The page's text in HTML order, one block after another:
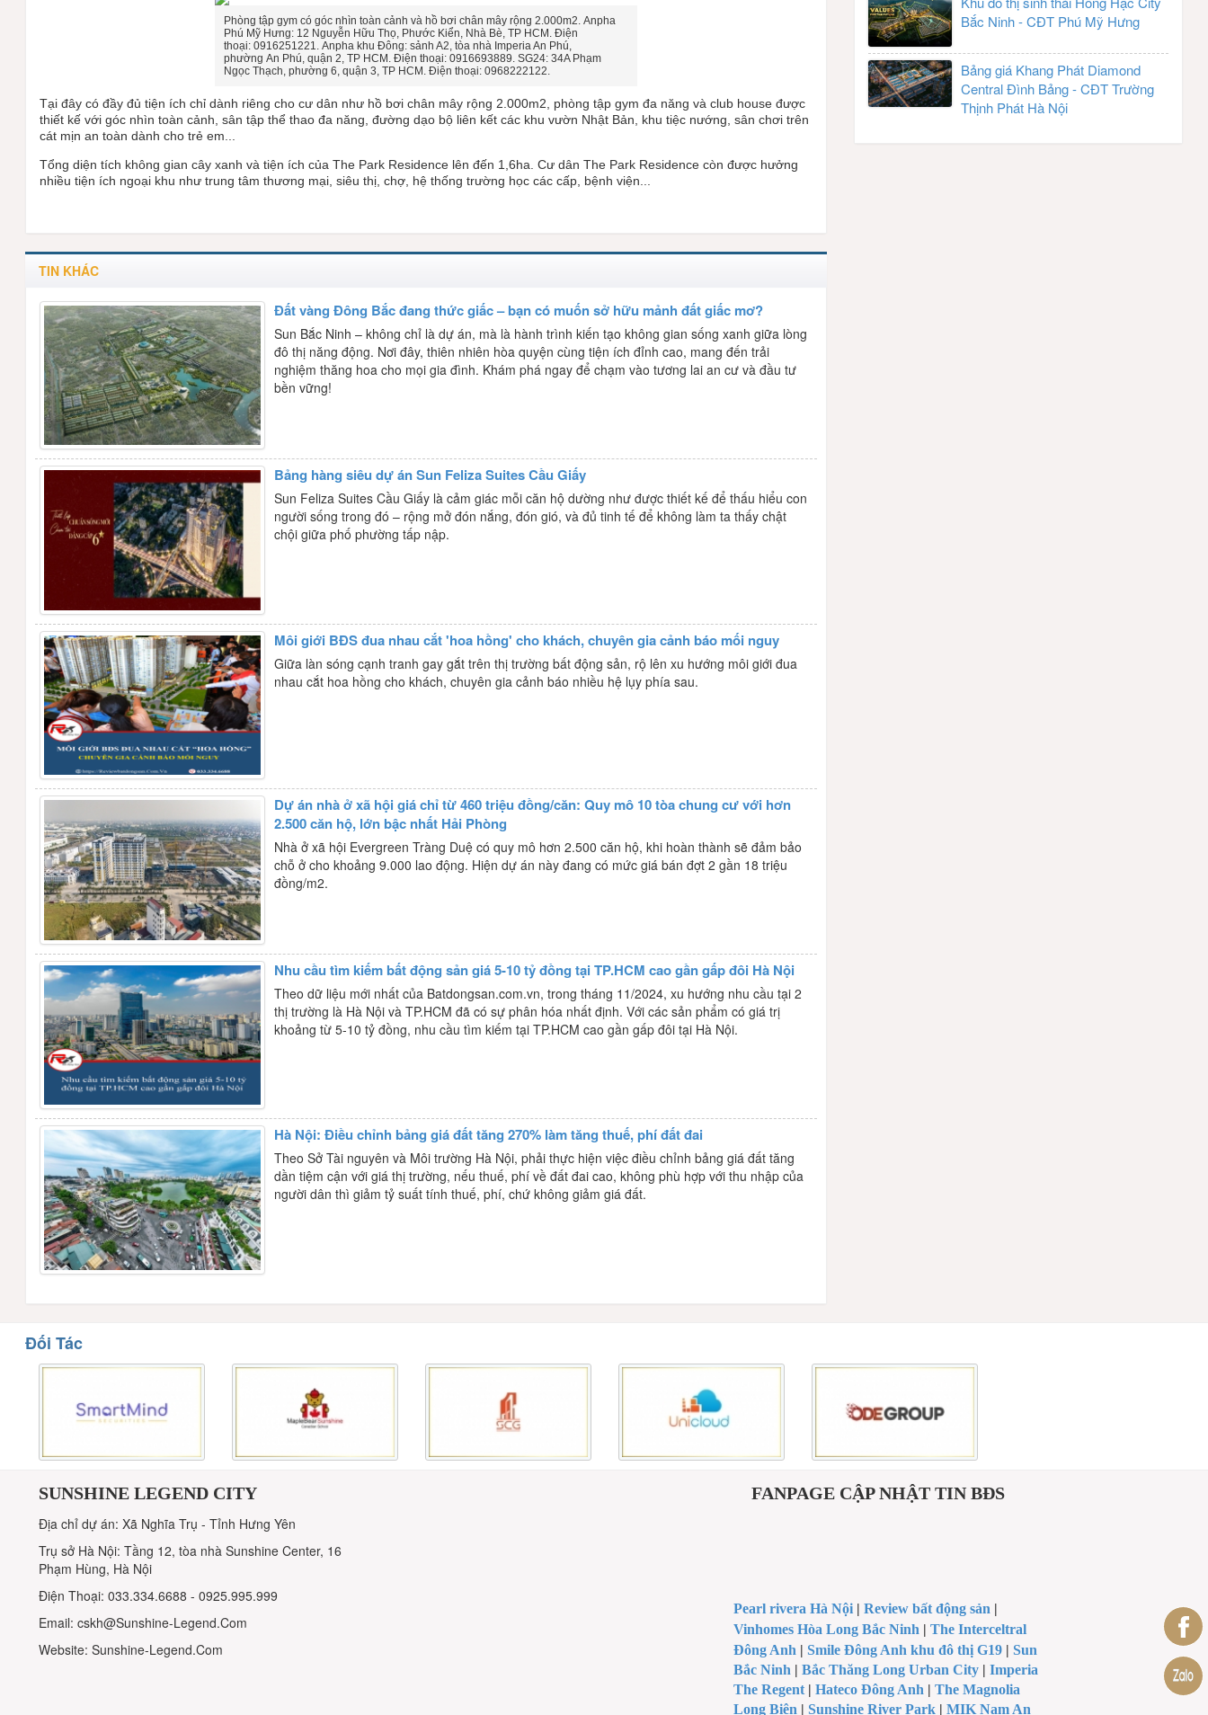
Phòng tập gym có góc nhìn toàn cảnh và hồ bơi chân mây rộng 2.000m2. Anpha
Phú Mỹ Hưng: 12 Nguyễn Hữu Thọ, Phước Kiển, Nhà Bè, TP HCM. Điện
thoại: 0916251221. Anpha khu Đông: sảnh A2, tòa nhà Imperia An Phú,
phường An Phú, quận 2, TP HCM. Điện thoại: 0916693889. SG24: 34A Phạm
Ngọc Thạch, phường 6, quận 3, TP HCM. Điện thoại: 0968222122.
Tại đây có đầy đủ tiện ích chỉ dành riêng cho cư dân như hồ bơi chân mây rộng 2.000m2, phòng tập gym đa năng và club house được
thiết kế với góc nhìn toàn cảnh , sân tập thể thao đa năng, đường dạo bộ liên kết các khu vườn Nhật Bản, khu tiệc nướng, sân chơi trên
cát mịn an toàn dành cho trẻ em...
Tổng diện tích không gian cây xanh và tiện ích của The Park Residence lên đến 1,6ha.Cư dân The Park Residence còn được hưởng
nhiều tiện ích ngoại khu như trung tâm thương mại, siêu thị, chợ, hệ thống trường học các cấp, bệnh viện...
TIN KHÁC
Đất vàng Đông Bắc đang thức giấc – bạn có muốn sở hữu mảnh đất giấc mơ?
Sun Bắc Ninh – không chỉ là dự án, mà là hành trình kiến tạo không gian sống xanh giữa lòng
đô thị năng động. Nơi đây, thiên nhiên hòa quyện cùng tiện ích đỉnh cao, mang đến trải
nghiệm thăng hoa cho mọi gia đình. Khám phá ngay để chạm vào tương lai an cư và đầu tư
bền vững!
Bảng hàng siêu dự án Sun Feliza Suites Cầu Giấy
Sun Feliza Suites Cầu Giấy là cảm giác mỗi căn hộ dường như được thiết kế để thấu hiểu con
người sống trong đó – rộng mở đón nắng, đón gió, và đủ tinh tế để không làm ta thấy chật
chội giữa phố phường tấp nập.
Môi giới BĐS đua nhau cắt 'hoa hồng' cho khách, chuyên gia cảnh báo mối nguy
Giữa làn sóng cạnh tranh gay gắt trên thị trường bất động sản, rộ lên xu hướng môi giới đua
nhau cắt hoa hồng cho khách, chuyên gia cảnh báo nhiều hệ lụy phía sau.
Dự án nhà ở xã hội giá chỉ từ 460 triệu đồng/căn: Quy mô 10 tòa chung cư với hơn
2.500 căn hộ, lớn bậc nhất Hải Phòng
Nhà ở xã hội Evergreen Tràng Duệ có quy mô hơn 2.500 căn hộ, khi hoàn thành sẽ đảm bảo
chỗ ở cho khoảng 9.000 lao động. Hiện dự án này đang có mức giá bán đợt 2 gần 18 triệu
đồng/m2.
Nhu cầu tìm kiếm bất động sản giá 5-10 tỷ đồng tại TP.HCM cao gần gấp đôi Hà Nội
Theo dữ liệu mới nhất của Batdongsan.com.vn, trong tháng 11/2024, xu hướng nhu cầu tại 2
thị trường là Hà Nội và TP.HCM đã có sự phân hóa nhất định. Với các sản phẩm có giá trị
khoảng từ 5-10 tỷ đồng, nhu cầu tìm kiếm tại TP.HCM cao gần gấp đôi tại Hà Nội.
Hà Nội: Điều chỉnh bảng giá đất tăng 270% làm tăng thuế, phí đất đai
Theo Sở Tài nguyên và Môi trường Hà Nội, phải thực hiện việc điều chỉnh bảng giá đất tăng
dần tiệm cận với giá thị trường, nếu thuế, phí về đất đai cao, không phù hợp với thu nhập của
người dân thì giảm tỷ suất tính thuế, phí, chứ không giảm giá đất.
Bắc Ninh - CĐT Phú Mỹ Hưng
Bảng giá Khang Phát Diamond
Central Đình Bảng - CĐT Trường
Thịnh Phát Hà Nội
Đối Tác
SUNSHINE LEGEND CITY
Địa chỉ dự án: Xã Nghĩa Trụ - Tỉnh Hưng Yên
Trụ sở Hà Nội: Tầng 12, tòa nhà Sunshine Center, 16
Phạm Hùng, Hà Nội
Điện Thoại: 033.334.6688 - 0925.995.999
Email: cskh@Sunshine-Legend.Com
Website: Sunshine-Legend.Com
FANPAGE CẬP NHẬT TIN BĐS
Pearl rivera Hà Nội| Review bất động sản |
Vinhomes Hòa Long Bắc Ninh | The Interceltral
Đông Anh | Smile Đông Anh khu đô thị G19| Sun
Bắc Ninh | Bắc Thăng Long Urban City| Imperia
The Regent| Hateco Đông Anh | The Magnolia
Long Biên | Sunshine River Park| MIK Nam An